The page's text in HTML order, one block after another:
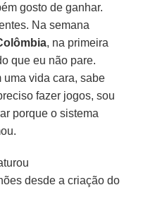
gosto de ganhar.
Na semana
, na primeira
que eu não pare.
uma vida cara, sabe
fazer jogos, sou
porque o sistema
desde a criação do